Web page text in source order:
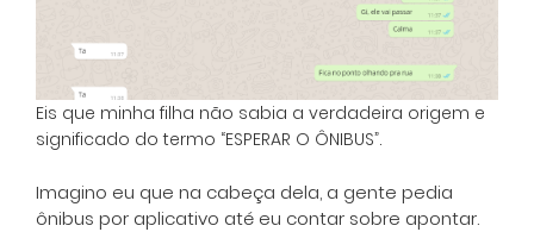
Eis que minha filha não sabia a verdadeira origem e
significado do termo “ESPERAR O ÔNIBUS”.
Imagino eu que na cabeça dela, a gente pedia
ônibus por aplicativo até eu contar sobre apontar.